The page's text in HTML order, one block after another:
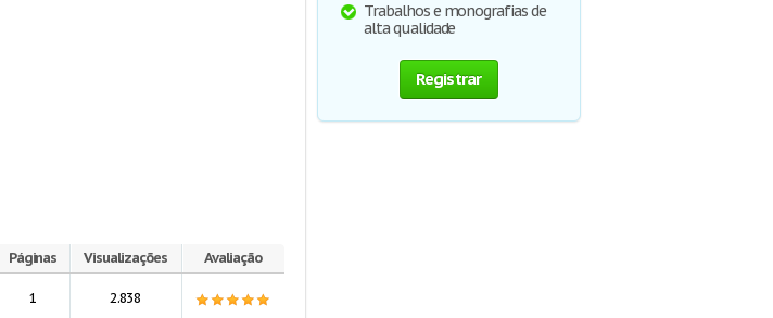
Páginas Visualizações Avaliação
1 2.838
Trabalhos e monografias de
alta qualidade
Registrar